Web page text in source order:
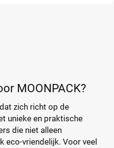
MOONPACK?
zich richt op de
unieke en praktische
die niet alleen
eco-vriendelijk. Voor veel